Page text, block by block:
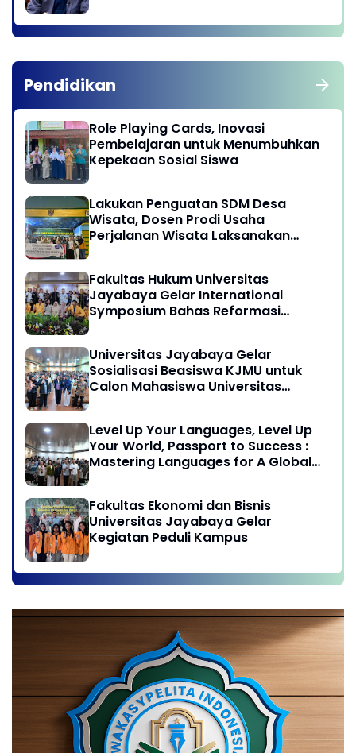
Pendidikan
Role Playing Cards, Inovasi
Pembelajaran untuk Menumbuhkan
Kepekaan Sosial Siswa
Lakukan Penguatan SDM Desa
Wisata, Dosen Prodi Usaha
Perjalanan Wisata Laksanakan
Sukamandi Masagi - Kabupaten
Subang, Jawa Barat
Fakultas Hukum Universitas
Jayabaya Gelar International
Symposium Bahas Reformasi
Universitas Jayabaya Gelar
Sosialisasi Beasiswa KJMU untuk
Calon Mahasiswa Universitas
Level Up Your Languages, Level Up
Your World, Passport to Success :
Mastering Languages for A Global
Fakultas Ekonomi dan Bisnis
Universitas Jayabaya Gelar
Kegiatan Peduli Kampus